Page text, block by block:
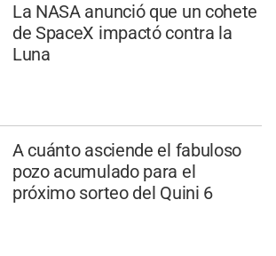
La NASA anunció que un cohete
de SpaceX impactó contra la
Luna
A cuánto asciende el fabuloso
pozo acumulado para el
próximo sorteo del Quini 6